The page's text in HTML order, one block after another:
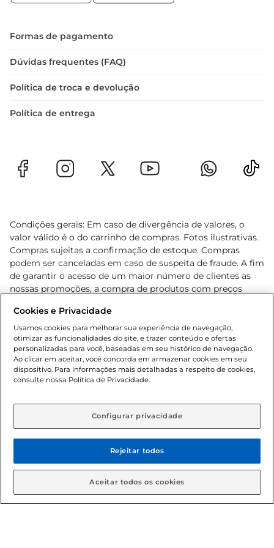
qualidade que você espera.
Formas de pagamento
Dúvidas frequentes (FAQ)
Política de troca e devolução
Política de entrega
Condições gerais: Em caso de divergência de valores, o
valor válido é o do carrinho de compras. Fotos ilustrativas.
Compras sujeitas a confirmação de estoque. Compras
podem ser canceladas em caso de suspeita de fraude. A fim
de garantir o acesso de um maior número de clientes as
nossas promoções, a compra de produtos com preços
cliente. Os preços, ofertas e condições são exclusivos para
o e-commerce e válidos durante o dia de hoje, podendo
sofrer alterações sem prévia notificação. Proibida a venda
de bebidas alcoólicas para menores de 18 anos, conforme
Lei n.º 8069/90, art. 81, inciso II (Estatuto da Criança e do
Adolescente). Preços e condições exclusivos para o
aviso prévio. O valor mínimo para as compras on-line é de
© 2026 Copyright. Todos os direitos
reservados Gbarbosa.
Cookies e Privacidade
Usamos cookies para melhorar sua experiência de navegação,
otimizar as funcionalidades do site, e trazer conteúdo e ofertas
personalizadas para você, baseadas em seu histórico de navegação.
Ao clicar em aceitar, você concorda em armazenar cookies em seu
dispositivo. Para informações mais detalhadas a respeito de cookies,
consulte nossa Política de Privacidade.
Configurar privacidade
Rejeitar todos
Aceitar todos os cookies